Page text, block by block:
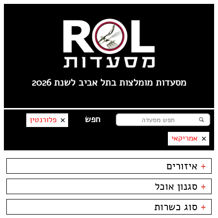
מסעדות מומלצות בתל אביב לשנת 2026
פלורנטין
אמריקאי
+ איזורים
קרליבך
צפון ישן
שוק הפשפשים
צהלה
+ סגנון אוכל
בשרים
דגים
ביסטרו
+ סוג כשרות